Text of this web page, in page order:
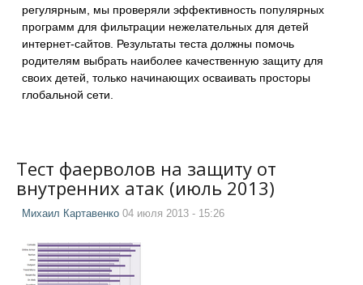
регулярным, мы проверяли эффективность популярных
программ для фильтрации нежелательных для детей
интернет-сайтов. Результаты теста должны помочь
родителям выбрать наиболее качественную защиту для
своих детей, только начинающих осваивать просторы
глобальной сети.
Тест фаерволов на защиту от
внутренних атак (июль 2013)
Михаил Картавенко 04 июля 2013 - 15:26